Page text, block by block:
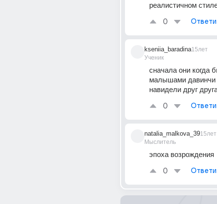
реалистичном
0
kseniia_baradina
Ученик
15лет
сначала они когда
малышами давинчи
навидели друг
0
natalia_malkova_39
Мыслитель
15лет
эпоха возрождения
0